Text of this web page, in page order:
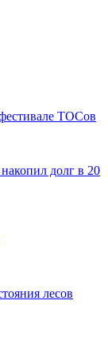
ТОСов
долг в 20
лесов